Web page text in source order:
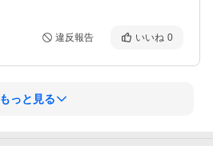
違反報告 いいね 0
もっと見る